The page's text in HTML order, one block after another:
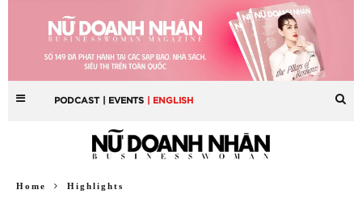
PODCAST | EVENTS | ENGLISH
Home Highlights